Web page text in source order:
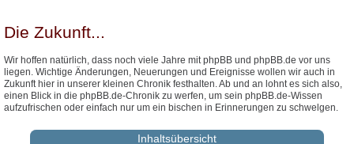
Die Zukunft...
Wir hoffen natürlich, dass noch viele Jahre mit phpBB und phpBB.de vor uns
liegen. Wichtige Änderungen, Neuerungen und Ereignisse wollen wir auch in
Zukunft hier in unserer kleinen Chronik festhalten. Ab und an lohnt es sich also,
einen Blick in die phpBB.de-Chronik zu werfen, um sein phpBB.de-Wissen
aufzufrischen oder einfach nur um ein bischen in Erinnerungen zu schwelgen.
Inhaltsübersicht